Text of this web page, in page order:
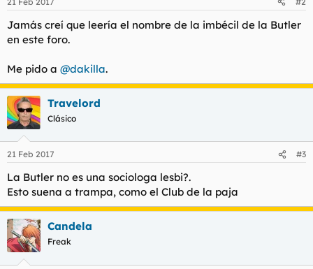
Jamás creí que leería el nombre de la imbécil de la Butler
en este foro.
Me pido a @dakilla.
Travelord
Clásico
21 Feb 2017 #3
La Butler no es una sociologa lesbi?.
Esto suena a trampa, como el Club de la paja
Candela
Freak